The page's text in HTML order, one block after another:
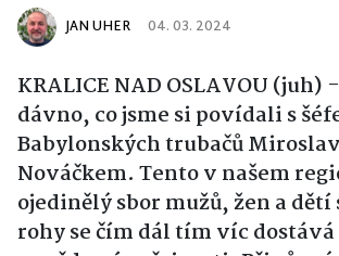
JAN UHER 04. 03. 2024
KRALICE NAD OSLAVOU
dávno, co jsme si povídali s
Babylonských trubačů
Nováčkem. Tento v našem
ojedinělý sbor mužů, žen a
rohy se čím dál tím víc dostává